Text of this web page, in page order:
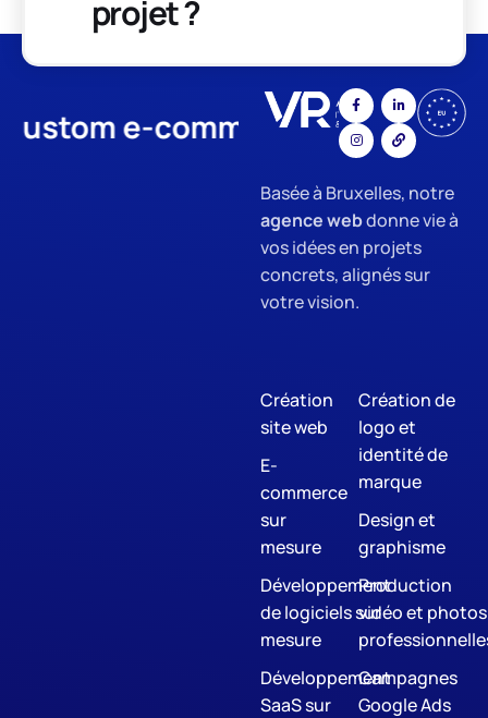
projet ?
e-commerce App
Basée à Bruxelles, notre
agence webdonne vie à
vos idées en projets
concrets, alignés sur
votre vision.
Création
site web
E-
commerce
sur
mesure
Développement
de logiciels sur
mesure
Développement
SaaS sur
Création de
logo et
identité de
marque
Design et
graphisme
Production
vidéo et photos
Campagnes
Google Ads